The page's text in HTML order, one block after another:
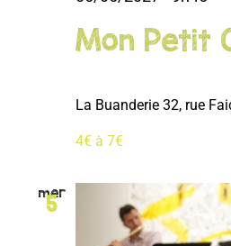
Mon Petit
La Buanderie 32, rue
4€ à 7€
mer
5